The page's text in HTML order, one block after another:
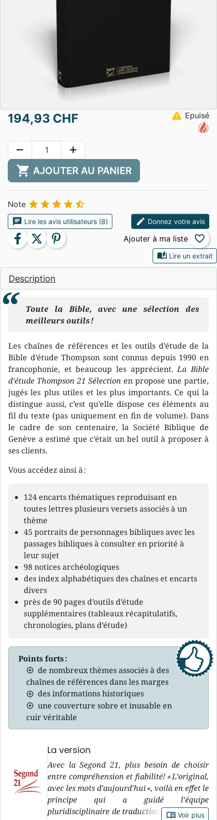
auto_stories Lire un extrait
Description
Toute la Bible, avec une sélection des
meilleurs outils !
Les chaînes de références et les outils d’étude de la
Bible d’étude Thompson sont connus depuis 1990 en
francophonie, et beaucoup les apprécient.La Bible
d’étude Thompson 21 Sélection en propose une partie,
jugés les plus utiles et les plus importants. Ce qui la
distingue aussi, c’est qu’elle dispose ces éléments au
fil du texte (pas uniquement en fin de volume). Dans
le cadre de son centenaire, la Société Biblique de
Genève a estimé que c’était un bel outil à proposer à
ses clients.
Vous accédez ainsi à :
124 encarts thématiques reproduisant en
toutes lettres plusieurs versets associés à un
thème
45 portraits de personnages bibliques avec les
passages bibliques à consulter en priorité à
leur sujet
98 notices archéologiques
des index alphabétiques des chaînes et encarts
divers
près de 90 pages d’outils d’étude
supplémentaires (tableaux récapitulatifs,
chronologies, plans d’étude)
Points forts :
de nombreux thèmes associés à des
chaînes de références dans les marges
des informations historiques
une couverture sobre et inusable en
cuir véritable
La version
Avec la Segond 21, plus besoin de choisir
entre compréhension et fiabilité! « L’original,
avec les mots d’aujourd’hui », voilà en effet le
principe qui a guidé l’équipe
pluridisciplinaire de traduction de la version
book_open Voir plus
194,93 CHF warning Epuisé
remove add
shopping_cart AJOUTER AU PANIER
Note     
chat Lire les avis utilisateurs (8) edit Donnez votre avis
facebook twitter pinterest favorite_border